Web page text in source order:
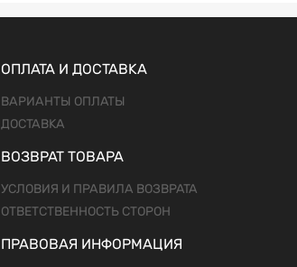
ОПЛАТА И ДОСТАВКА
ВАРИАНТЫ ОПЛАТЫ
ДОСТАВКА
ВОЗВРАТ ТОВАРА
УСЛОВИЯ И ПРАВИЛА ВОЗВРАТА
ОТВЕТСТВЕННОСТЬ СТОРОН
ПРАВОВАЯ ИНФОРМАЦИЯ